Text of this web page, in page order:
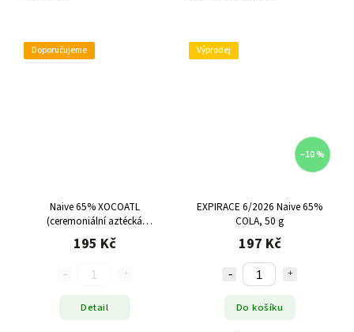
Doporučujeme
Naive 65% XOCOATL
(ceremoniální aztécká
čokoláda), 50 g
195 Kč
Detail
Výprodej
–10 %
EXPIRACE 6/2026 Naive 65%
COLA, 50 g
197 Kč
Do košíku